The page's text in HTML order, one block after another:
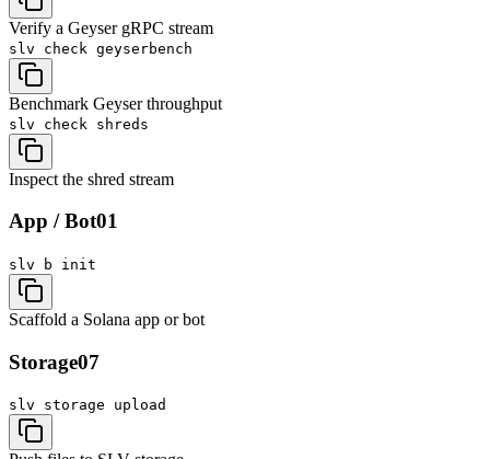
Verify a Geyser gRPC stream
slv check geyserbench
Benchmark Geyser throughput
slv check shreds
Inspect the shred stream
App / Bot01
slv b init
Scaffold a Solana app or bot
Storage07
slv storage upload